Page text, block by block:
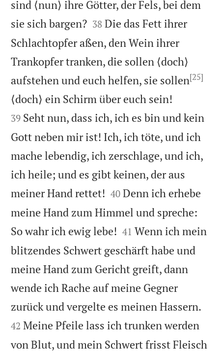
sind ⟨nun⟩ ihre Götter, der Fels, bei dem
sie sich bargen?
38 Die das Fett ihrer
Schlachtopfer aßen, den Wein ihrer
Trankopfer tranken, die sollen ⟨doch⟩
aufstehen und euch helfen, sie sollen[25]
⟨doch⟩ ein Schirm über euch sein!
39 Seht nun, dass ich, ich es bin und kein
Gott neben mir ist! Ich, ich töte, und ich
mache lebendig, ich zerschlage, und ich,
ich heile; und es gibt keinen, der aus
meiner Hand rettet! 

40 Denn ich erhebe
meine Hand zum Himmel und spreche:
So wahr ich ewig lebe! 

41 Wenn ich mein
blitzendes Schwert geschärft habe und
meine Hand zum Gericht greift, dann
wende ich Rache auf meine Gegner
zurück und vergelte es meinen Hassern.
42 Meine Pfeile lass ich trunken werden
von Blut, und mein Schwert frisst Fleisch